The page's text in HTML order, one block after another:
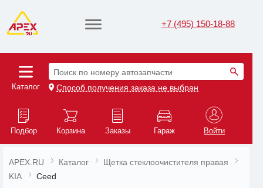
+7 (495) 150-18-88
Каталог
Поиск по номеру автозапчасти
Способ получения заказа не выбран
Подбор Корзина Заказы Гараж Войти
APEX.RU Каталог
Щетка стеклоочистителя правая
KIA
Ceed